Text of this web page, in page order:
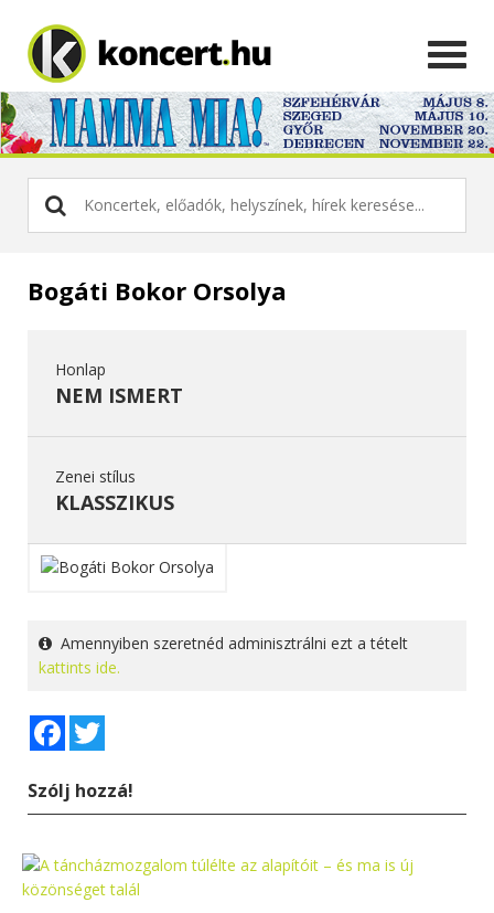
Bogáti Bokor Orsolya
Honlap
NEM ISMERT
Zenei stílus
KLASSZIKUS
Amennyiben szeretnéd adminisztrálni ezt a tételt
kattints ide.
Facebook
Szólj hozzá!